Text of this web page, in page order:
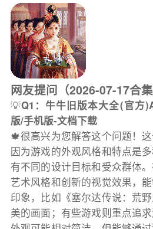
网友提问（2026-07-17合集
💡Q1：牛牛旧版本大全(官方
版/手机版-文档下载
🍁很高兴为您解答这个问题！
因为游戏的外观风格和特点是
有不同的设计目标和受众群体
艺术风格和创新的视觉效果，
印象，比如《塞尔达传说：荒
美的画面；有些游戏则重点追